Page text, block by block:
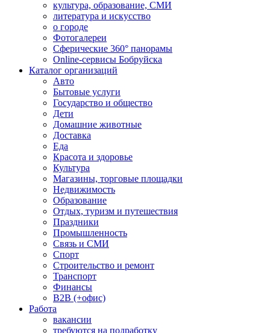
культура, образование, СМИ
литература и искусство
о городе
Фотогалереи
Сферические 360° панорамы
Online-сервисы Бобруйска
Каталог организаций
Авто
Бытовые услуги
Государство и общество
Дети
Домашние животные
Доставка
Еда
Красота и здоровье
Культура
Магазины, торговые площадки
Недвижимость
Образование
Отдых, туризм и путешествия
Праздники
Промышленность
Связь и СМИ
Спорт
Строительство и ремонт
Транспорт
Финансы
B2B (+офис)
Работа
вакансии
требуются на подработку